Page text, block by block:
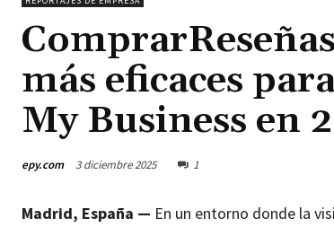
más eficaces
My Business en
epy.com 3 diciembre 2025 1
Madrid, España — En un entorno donde la